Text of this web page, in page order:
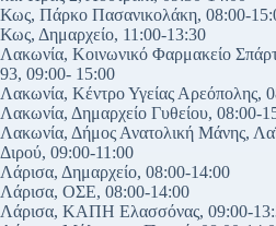
Κως, Πάρκο Πασανικολάκη, 08:00-
Κως, Δημαρχείο, 11:00-13:30
Λακωνία, Κοινωνικό Φαρμακείο
93, 09:00- 15:00
Λακωνία, Κέντρο Υγείας Αρεόπολης,
Λακωνία, Δημαρχείο Γυθείου, 08:00-
Λακωνία, Δήμος Ανατολική Μάνης,
Διρού, 09:00-11:00
Λάρισα, Δημαρχείο, 08:00-14:00
Λάρισα, ΟΣΕ, 08:00-14:00
Λάρισα, ΚΑΠΗ Ελασσόνας, 09:00-